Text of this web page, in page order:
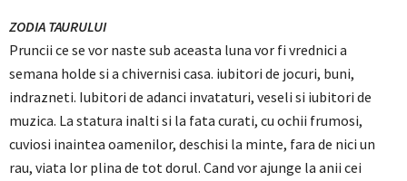
ZODIA TAURULUI
Pruncii ce se vor naste sub aceasta luna vor fi vrednici a
semana holde si a chivernisi casa. iubitori de jocuri, buni,
indrazneti. Iubitori de adanci invataturi, veseli si iubitori de
muzica. La statura inalti si la fata curati, cu ochii frumosi,
cuviosi inaintea oamenilor, deschisi la minte, fara de nici un
rau, viata lor plina de tot dorul. Cand vor ajunge la anii cei